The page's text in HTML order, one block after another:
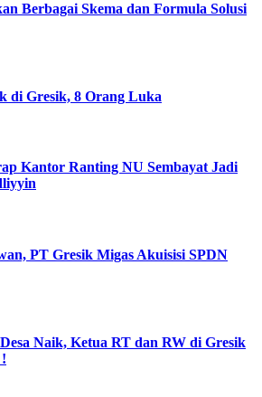
Berbagai Skema dan Formula Solusi
di Gresik, 8 Orang Luka
Kantor Ranting NU Sembayat Jadi
PT Gresik Migas Akuisisi SPDN
Naik, Ketua RT dan RW di Gresik